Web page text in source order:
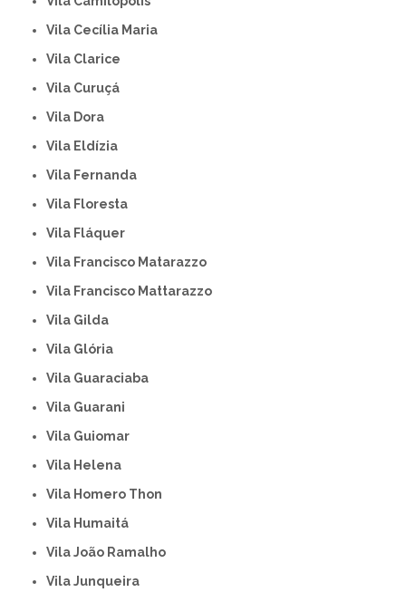
Vila Cecília Maria
Vila Clarice
Vila Curuçá
Vila Dora
Vila Eldízia
Vila Fernanda
Vila Floresta
Vila Fláquer
Vila Francisco Matarazzo
Vila Francisco Mattarazzo
Vila Gilda
Vila Glória
Vila Guaraciaba
Vila Guarani
Vila Guiomar
Vila Helena
Vila Homero Thon
Vila Humaitá
Vila João Ramalho
Vila Junqueira